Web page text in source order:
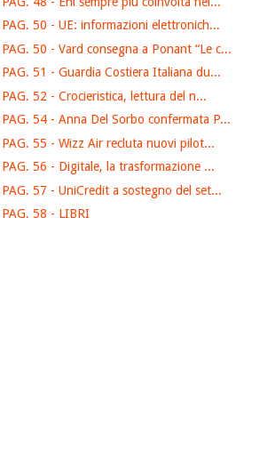
50 - UE: informazioni elettronich...
50 - Vard consegna a Ponant “Le c...
51 - Guardia Costiera Italiana du...
52 - Crocieristica, lettura del n...
54 - Anna Del Sorbo confermata P...
55 - Wizz Air recluta nuovi pilot...
56 - Digitale, la trasformazione ...
57 - UniCredit a sostegno del set...
58 - LIBRI